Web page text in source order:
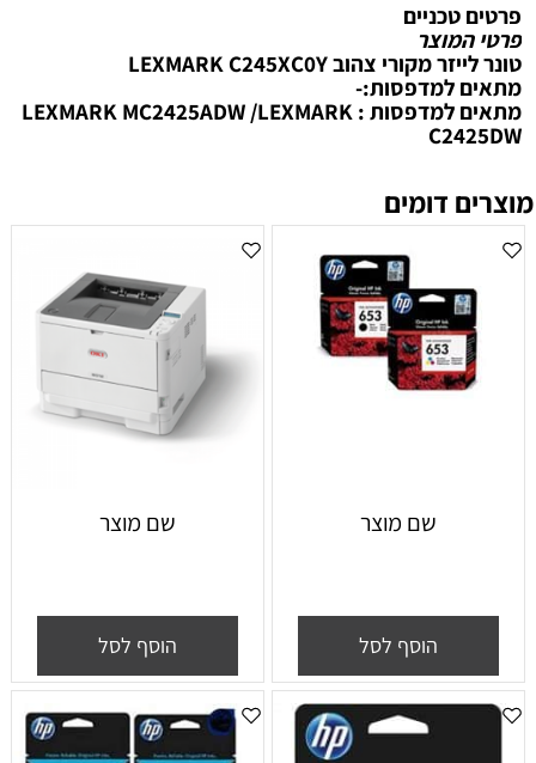
פרטים טכניים
פרטי המוצר
טונר לייזר מקורי צהוב LEXMARK C245XC0Y
מתאים למדפסות:-
מתאים למדפסות : LEXMARK MC2425ADW /LEXMARK
C2425DW
מוצרים דומים
שם מוצר
הוסף לסל
שם מוצר
הוסף לסל